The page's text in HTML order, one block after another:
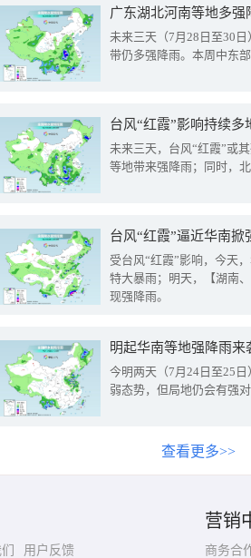
广东湖北河南等地多
未来三天（7月28日至30
带仍多强降雨。本周中东
台风“红霞”影响持续
未来三天，台风“红霞”或
等地带来强降雨；同时，
台风“红霞”逼近华南
受台风“红霞”影响，今天
特大暴雨；明天，【湖南
现强降雨。
明起华南等地强降雨
今明两天（7月24日至25
弱态势，但局地仍会有强
查看更多>>
用户反馈
营销
商务合